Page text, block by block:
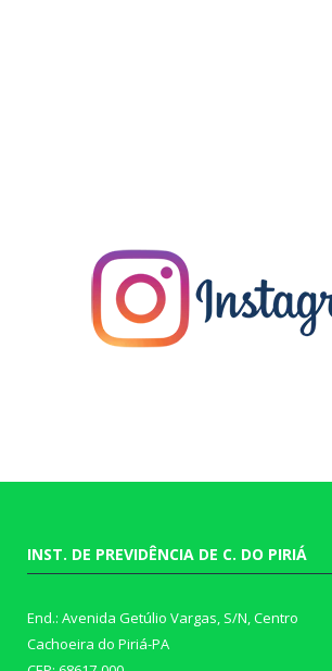
INST. DE PREVIDÊNCIA DE C. DO PIRIÁ
End.: Avenida Getúlio Vargas, S/N, Centro
Cachoeira do Piriá-PA